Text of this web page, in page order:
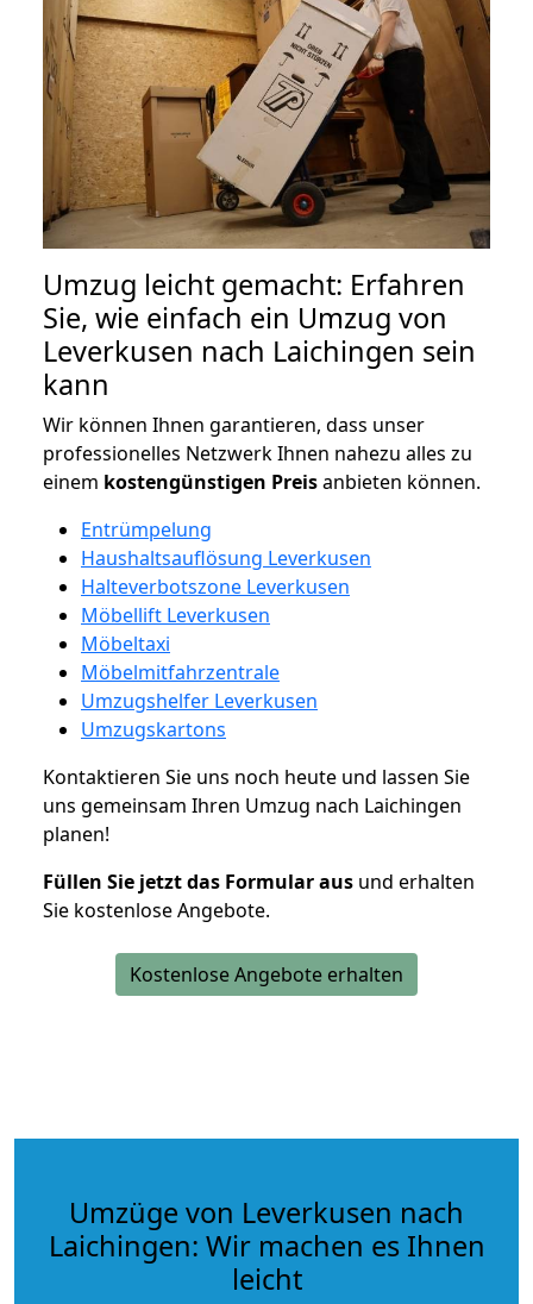
Umzug leicht gemacht: Erfahren
Sie, wie einfach ein Umzug von
Leverkusen nach Laichingen sein
kann
Wir können Ihnen garantieren, dass unser
professionelles Netzwerk Ihnen nahezu alles zu
einem kostengünstigen Preisanbieten können.
Entrümpelung
Haushaltsauflösung Leverkusen
Halteverbotszone Leverkusen
Möbellift Leverkusen
Möbeltaxi
Möbelmitfahrzentrale
Umzugshelfer Leverkusen
Umzugskartons
Kontaktieren Sie uns noch heute und lassen Sie
uns gemeinsam Ihren Umzug nach Laichingen
planen!
Füllen Sie jetzt das Formular aus und erhalten
Sie kostenlose Angebote.
Kostenlose Angebote erhalten
Umzüge von Leverkusen nach
Laichingen: Wir machen es Ihnen
leicht